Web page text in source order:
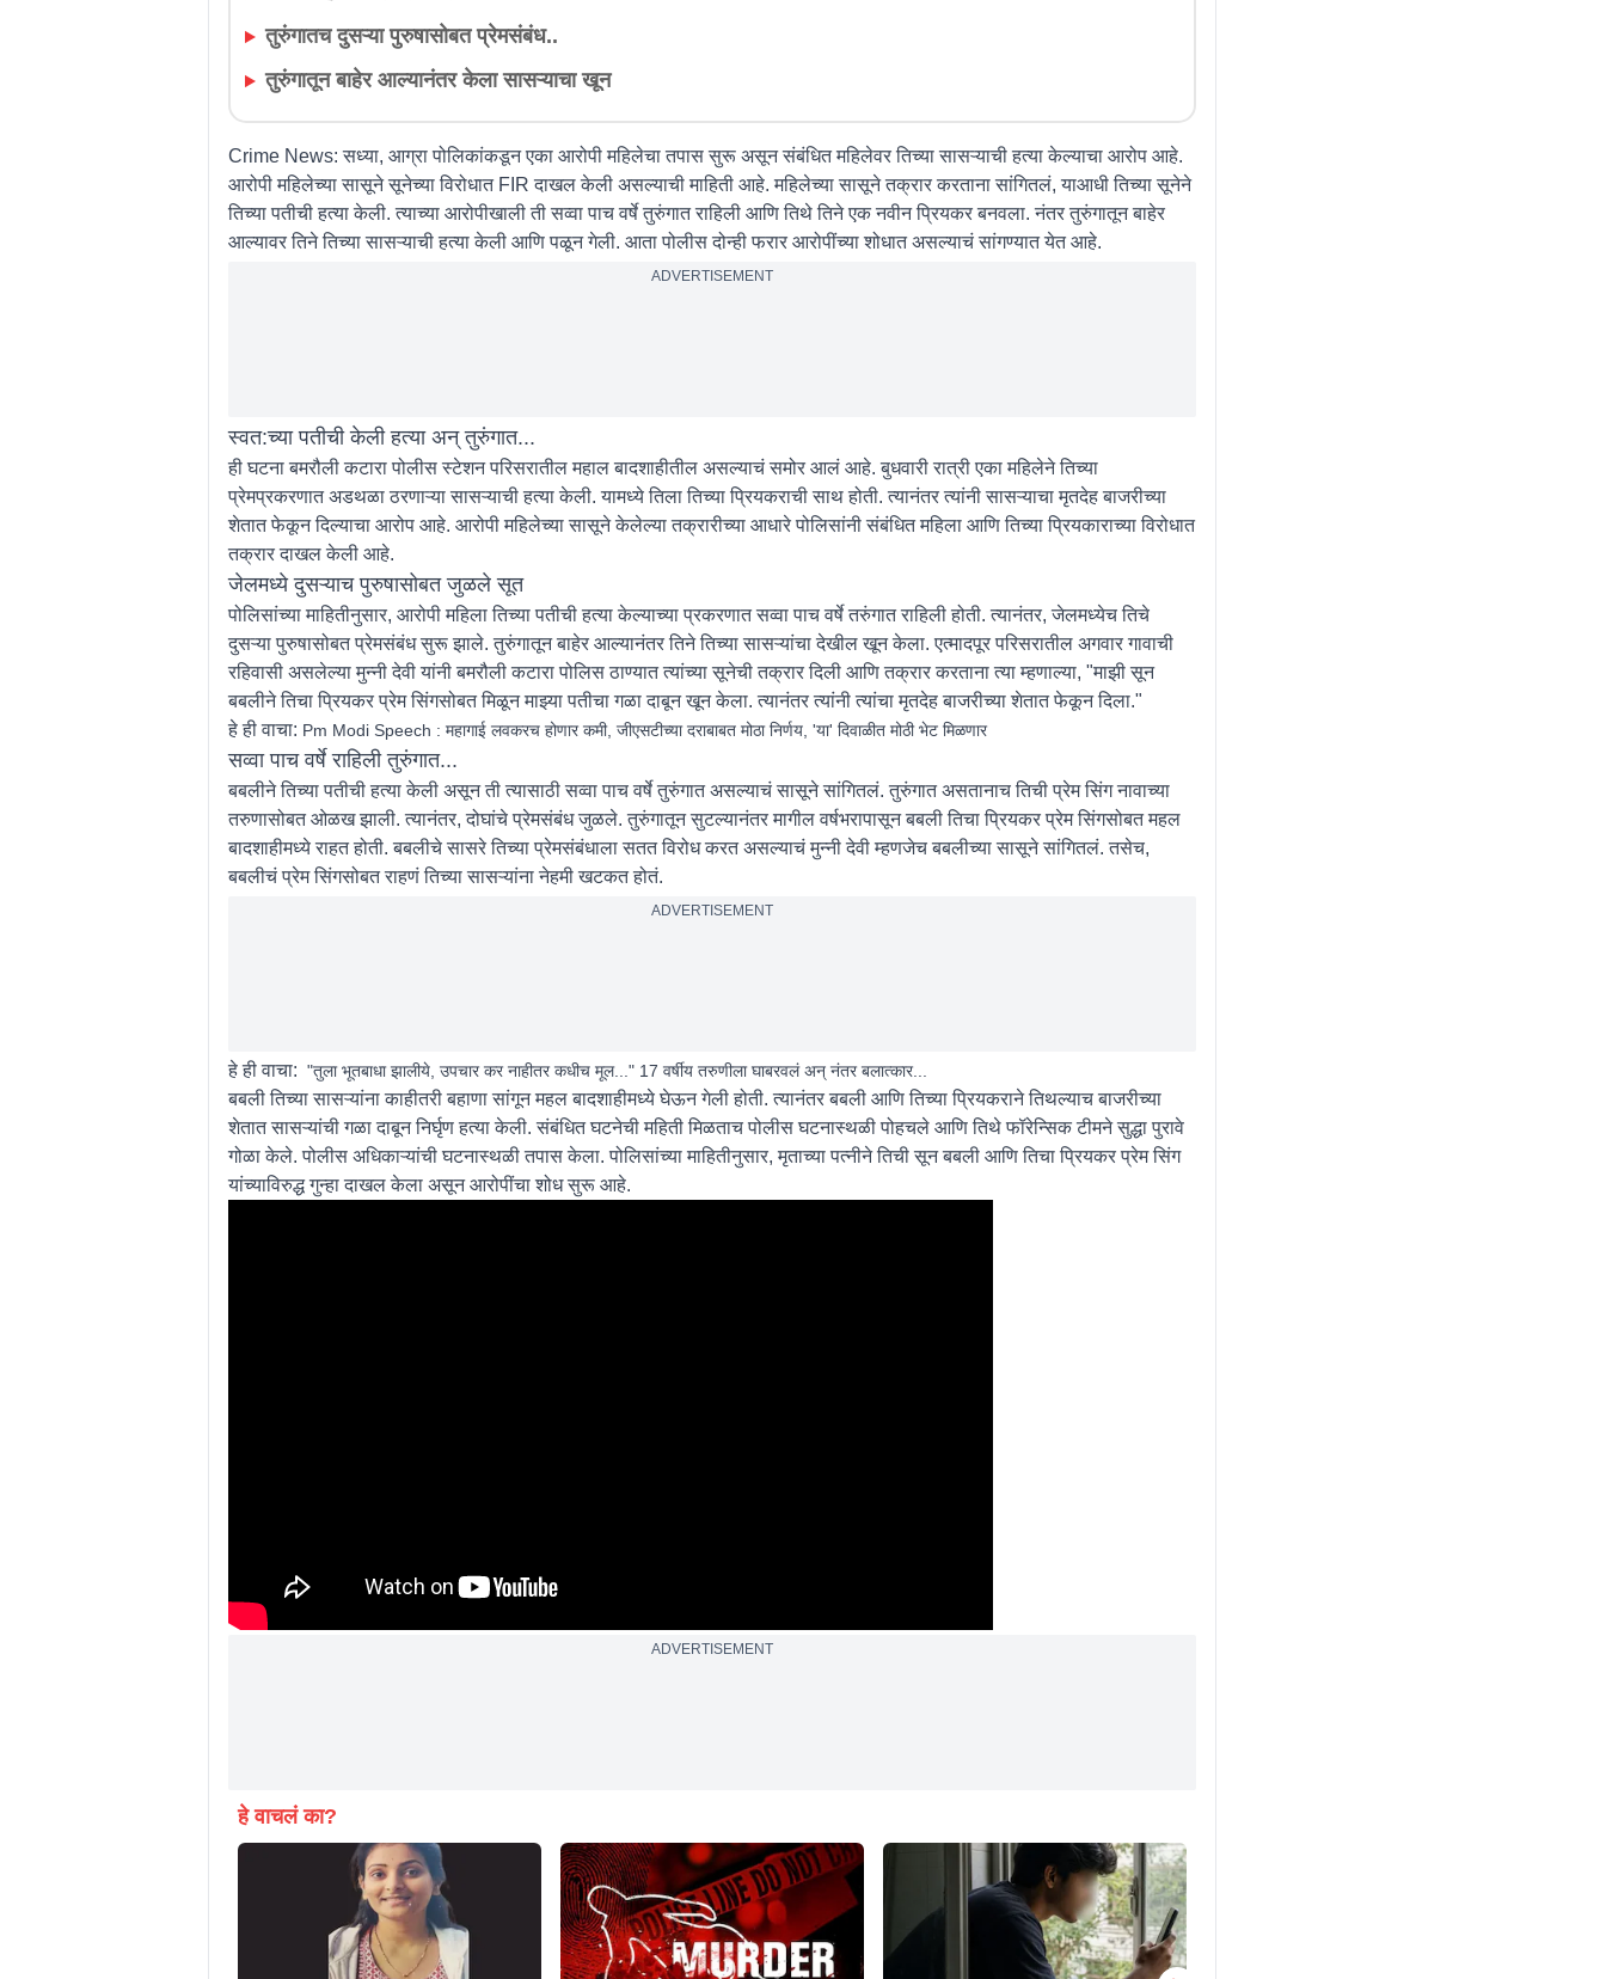
तुरुंगातच दुसऱ्या पुरुषासोबत प्रेमसंबंध..
तुरुंगातून बाहेर आल्यानंतर केला सासऱ्याचा खून
Crime News:सध्या, आग्रा पोलिकांकडून एका आरोपी महिलेचा तपास सुरू असून संबंधित महिलेवर तिच्या सासऱ्याची हत्या केल्याचा आरोप आहे.
आरोपी महिलेच्या सासूने सूनेच्या विरोधात FIR दाखल केली असल्याची माहिती आहे. महिलेच्या सासूने तक्रार करताना सांगितलं, याआधी तिच्या सूनेने
तिच्या पतीची हत्या केली. त्याच्या आरोपीखाली ती सव्वा पाच वर्षे तुरुंगात राहिली आणि तिथे तिने एक नवीन प्रियकर बनवला. नंतर तुरुंगातून बाहेर
आल्यावर तिने तिच्या सासऱ्याची हत्या केली आणि पळून गेली. आता पोलीस दोन्ही फरार आरोपींच्या शोधात असल्याचं सांगण्यात येत आहे.
ADVERTISEMENT
स्वत:च्या पतीची केली हत्या अन् तुरुंगात...
ही घटना बमरौली कटारा पोलीस स्टेशन परिसरातील महाल बादशाहीतील असल्याचं समोर आलं आहे. बुधवारी रात्री एका महिलेने तिच्या
प्रेमप्रकरणात अडथळा ठरणाऱ्या सासऱ्याची हत्या केली. यामध्ये तिला तिच्या प्रियकराची साथ होती. त्यानंतर त्यांनी सासऱ्याचा मृतदेह बाजरीच्या
शेतात फेकून दिल्याचा आरोप आहे. आरोपी महिलेच्या सासूने केलेल्या तक्रारीच्या आधारे पोलिसांनी संबंधित महिला आणि तिच्या प्रियकाराच्या विरोधात
तक्रार दाखल केली आहे.
जेलमध्ये दुसऱ्याच पुरुषासोबत जुळले सूत
पोलिसांच्या माहितीनुसार, आरोपी महिला तिच्या पतीची हत्या केल्याच्या प्रकरणात सव्वा पाच वर्षे तरुंगात राहिली होती. त्यानंतर, जेलमध्येच तिचे
दुसऱ्या पुरुषासोबत प्रेमसंबंध सुरू झाले. तुरुंगातून बाहेर आल्यानंतर तिने तिच्या सासऱ्यांचा देखील खून केला. एत्मादपूर परिसरातील अगवार गावाची
रहिवासी असलेल्या मुन्नी देवी यांनी बमरौली कटारा पोलिस ठाण्यात त्यांच्या सूनेची तक्रार दिली आणि तक्रार करताना त्या म्हणाल्या, "माझी सून
बबलीने तिचा प्रियकर प्रेम सिंगसोबत मिळून माझ्या पतीचा गळा दाबून खून केला. त्यानंतर त्यांनी त्यांचा मृतदेह बाजरीच्या शेतात फेकून दिला."
हे ही वाचा: Pm Modi Speech : महागाई लवकरच होणार कमी, जीएसटीच्या दराबाबत मोठा निर्णय, 'या' दिवाळीत मोठी भेट मिळणार
सव्वा पाच वर्षे राहिली तुरुंगात...
बबलीने तिच्या पतीची हत्या केली असून ती त्यासाठी सव्वा पाच वर्षे तुरुंगात असल्याचं सासूने सांगितलं. तुरुंगात असतानाच तिची प्रेम सिंग नावाच्या
तरुणासोबत ओळख झाली. त्यानंतर, दोघांचे प्रेमसंबंध जुळले. तुरुंगातून सुटल्यानंतर मागील वर्षभरापासून बबली तिचा प्रियकर प्रेम सिंगसोबत महल
बादशाहीमध्ये राहत होती. बबलीचे सासरे तिच्या प्रेमसंबंधाला सतत विरोध करत असल्याचं मुन्नी देवी म्हणजेच बबलीच्या सासूने सांगितलं. तसेच,
बबलीचं प्रेम सिंगसोबत राहणं तिच्या सासऱ्यांना नेहमी खटकत होतं.
ADVERTISEMENT
हे ही वाचा: "तुला भूतबाधा झालीये, उपचार कर नाहीतर कधीच मूल..." 17 वर्षीय तरुणीला घाबरवलं अन् नंतर बलात्कार...
बबली तिच्या सासऱ्यांना काहीतरी बहाणा सांगून महल बादशाहीमध्ये घेऊन गेली होती. त्यानंतर बबली आणि तिच्या प्रियकराने तिथल्याच बाजरीच्या
शेतात सासऱ्यांची गळा दाबून निर्घृण हत्या केली. संबंधित घटनेची महिती मिळताच पोलीस घटनास्थळी पोहचले आणि तिथे फॉरेन्सिक टीमने सुद्धा पुरावे
गोळा केले. पोलीस अधिकाऱ्यांची घटनास्थळी तपास केला. पोलिसांच्या माहितीनुसार, मृताच्या पत्नीने तिची सून बबली आणि तिचा प्रियकर प्रेम सिंग
यांच्याविरुद्ध गुन्हा दाखल केला असून आरोपींचा शोध सुरू आहे.
ADVERTISEMENT
हे वाचलं का?